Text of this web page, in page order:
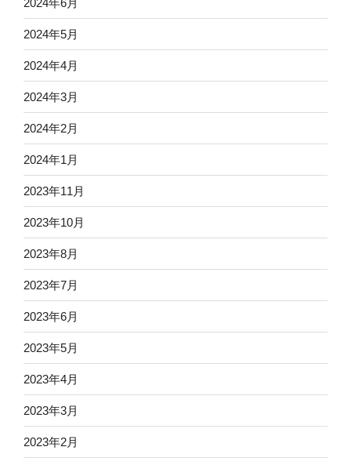
2024年6月
2024年5月
2024年4月
2024年3月
2024年2月
2024年1月
2023年11月
2023年10月
2023年8月
2023年7月
2023年6月
2023年5月
2023年4月
2023年3月
2023年2月